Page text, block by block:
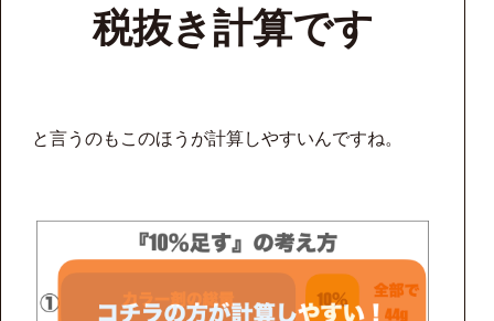
税抜き計算です
と言うのもこのほうが計算しやすいんですね。